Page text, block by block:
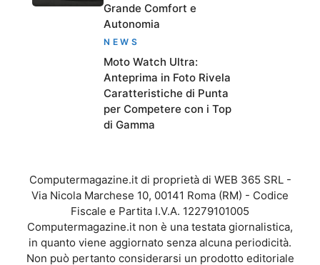
Grande Comfort e
Autonomia
NEWS
Moto Watch Ultra:
Anteprima in Foto Rivela
Caratteristiche di Punta
per Competere con i Top
di Gamma
Computermagazine.it di proprietà di WEB 365 SRL -
Via Nicola Marchese 10, 00141 Roma (RM) - Codice
Fiscale e Partita I.V.A. 12279101005
Computermagazine.it non è una testata giornalistica,
in quanto viene aggiornato senza alcuna periodicità.
Non può pertanto considerarsi un prodotto editoriale